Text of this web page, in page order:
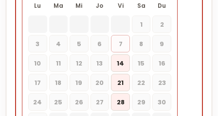
Lu Ma Mi Jo Vi Sa Du
1 2
3 4 5 6 7 8 9
10 11 12 13 14 15 16
17 18 19 20 21 22 23
24 25 26 27 28 29 30